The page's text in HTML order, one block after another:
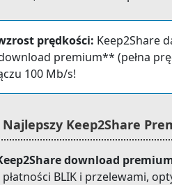
prędkości: Keep2Share
premium** (pełna
100 Mb/s!
Keep2Share
download
BLIK i przelewami,